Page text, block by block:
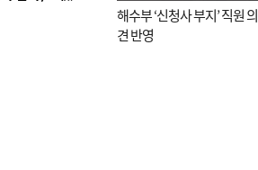
해수부 ‘신청사 부지’ 직원 의
견 반영